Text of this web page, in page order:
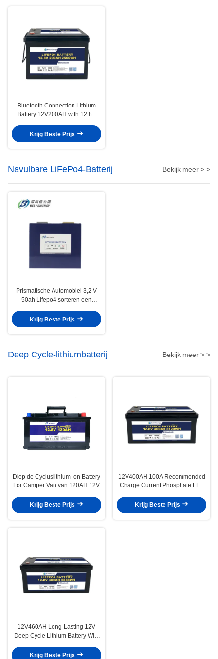
Bluetooth Connection Lithium
Battery 12V200AH with 12.8V
Charge Current and 0-60C
Charge Temperature
Krijg Beste Prijs
Navulbare LiFePo4-Batterij Bekijk meer > >
Prismatische Automobiel 3,2 V
50ah Lifepo4 sorteren een
Krijg Beste Prijs
Deep Cycle-lithiumbatterij Bekijk meer > >
Diep de Cycluslithium Ion Battery
For Camper Van van 120AH 12V
Krijg Beste Prijs
12V400AH 100A Recommended
Charge Current Phosphate LFP
Performance
Krijg Beste Prijs
12V460AH Long-Lasting 12V
Deep Cycle Lithium Battery With
Impedance
Krijg Beste Prijs